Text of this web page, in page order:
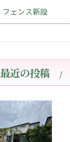
フェンス新設
最近の投稿